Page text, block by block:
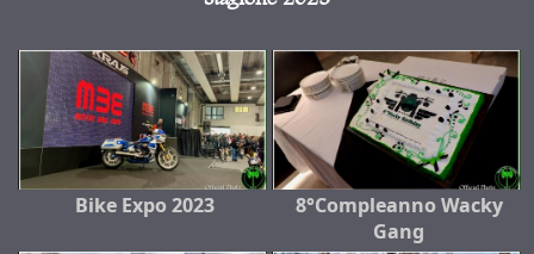
Bike Expo 2023
8°Compleanno Wacky
Gang